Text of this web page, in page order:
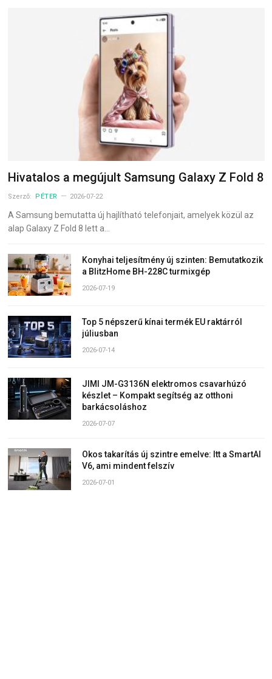
Hivatalos a megújult Samsung Galaxy Z Fold 8
Szerző: PÉTER 2026-07-22
A Samsung bemutatta új hajlítható telefonjait, amelyek közül az
alap Galaxy Z Fold 8 lett a…
Konyhai teljesítmény új szinten: Bemutatkozik
a BlitzHome BH-228C turmixgép
2026-07-19
Top 5 népszerű kínai termék EU raktárról
júliusban
2026-07-14
JIMI JM-G3136N elektromos csavarhúzó
készlet – Kompakt segítség az otthoni
barkácsoláshoz
2026-07-07
Okos takarítás új szintre emelve: Itt a SmartAI
V6, ami mindent felszív
2026-07-01